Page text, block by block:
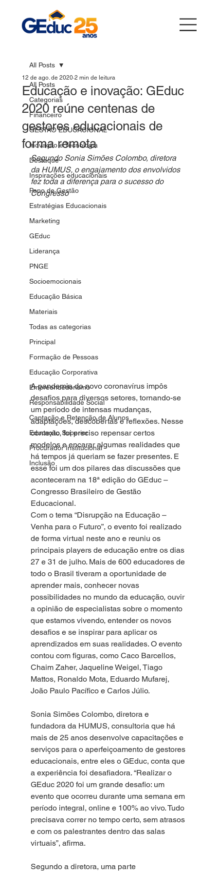
All Posts
Categorias
Financeiro
GESTÃO EDUCACIONAL
Inovação e Tecnologia
Destaque
Inspirações educacionais
Papo de Gestão
Estratégias Educacionais
Marketing
GEduc
Liderança
PNGE
Socioemocionais
Educação Básica
Materiais
Todas as categorias
Principal
Formação de Pessoas
Educação Corporativa
Empreendedorismo
Responsabilidade Social
Captação e Retenção de Alunos
Educação Superior
Procurador Institucional
Inclusão
All Posts
Educação e inovação: GEduc
2020 reúne centenas de
gestores educacionais de
forma remota
12 de ago. de 2020 2 min de leitura
Segundo Sonia Simões Colombo, diretora
da HUMUS, o engajamento dos envolvidos
fez toda a diferença para o sucesso do
Congresso
A pandemia do novo coronavírus impôs
desafios para diversos setores, tornando-se
um período de intensas mudanças,
adaptações, descobertas e reflexões. Nesse
contexto, foi preciso repensar certos
modelos e encarar algumas realidades que
há tempos já queriam se fazer presentes. E
esse foi um dos pilares das discussões que
aconteceram na 18ª edição do GEduc –
Congresso Brasileiro de Gestão
Educacional.
Com o tema “Disrupção na Educação –
Venha para o Futuro”, o evento foi realizado
de forma virtual neste ano e reuniu os
principais players de educação entre os dias
27 e 31 de julho. Mais de 600 educadores de
todo o Brasil tiveram a oportunidade de
aprender mais, conhecer novas
possibilidades no mundo da educação, ouvir
a opinião de especialistas sobre o momento
que estamos vivendo, entender os novos
desafios e se inspirar para aplicar os
aprendizados em suas realidades. O evento
contou com figuras, como Caco Barcellos,
Chaim Zaher, Jaqueline Weigel, Tiago
Mattos, Ronaldo Mota, Eduardo Mufarej,
João Paulo Pacífico e Carlos Júlio.
Sonia Simões Colombo, diretora e
fundadora da HUMUS, consultoria que há
mais de 25 anos desenvolve capacitações e
serviços para o aperfeiçoamento de gestores
educacionais, entre eles o GEduc, conta que
a experiência foi desafiadora. “Realizar o
GEduc 2020 foi um grande desafio: um
evento que ocorreu durante uma semana em
período integral, online e 100% ao vivo. Tudo
precisava correr no tempo certo, sem atrasos
e com os palestrantes dentro das salas
virtuais”, afirma.
Segundo a diretora, uma parte